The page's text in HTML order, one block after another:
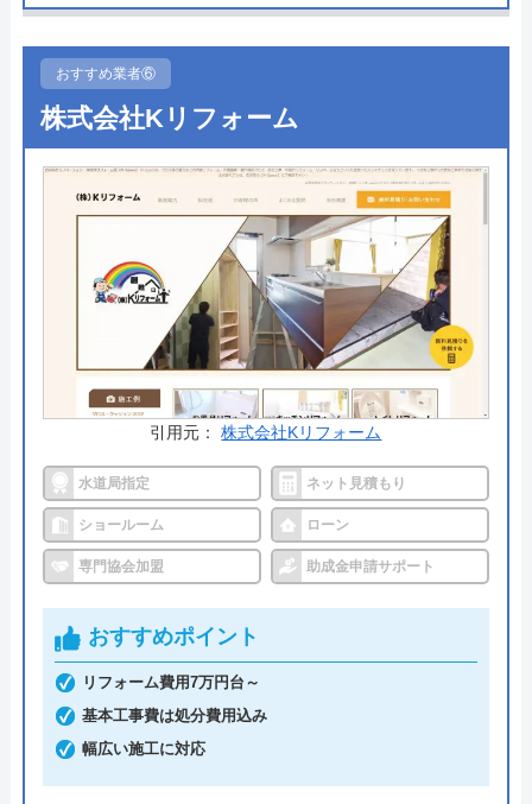
め、技術面では非常に信頼できる業者です。
支払い方法も多彩で、現金だけではなくクレジット
カードやモバイル決済を利用することも出来ます。
24時間365日で対応可能で見積もりや出張料も無料
ですので、相見積もりの一社に加えたい企業の一つ
公式サイトで
料金詳細を見る
今すぐ電話で相談する
0120-091-026
受付時間： 24時間
イースマイル の基本情報
運営会社 株式会社イ―スマイル
代表者 島村禮孝
創業・設立 平成4年6月1日創業
本社所在地
〒542-0066
大阪府大阪市中央区瓦屋町3丁目7-3 イ
おすすめ業者⑥
株式会社Kリフォーム
引用元：株式会社Kリフォーム
水道局指定 ネット見積もり
ショールーム ローン
専門協会加盟 助成金申請サポート
おすすめポイント
リフォーム費用7万円台～
基本工事費は処分費用込み
幅広い施工に対応